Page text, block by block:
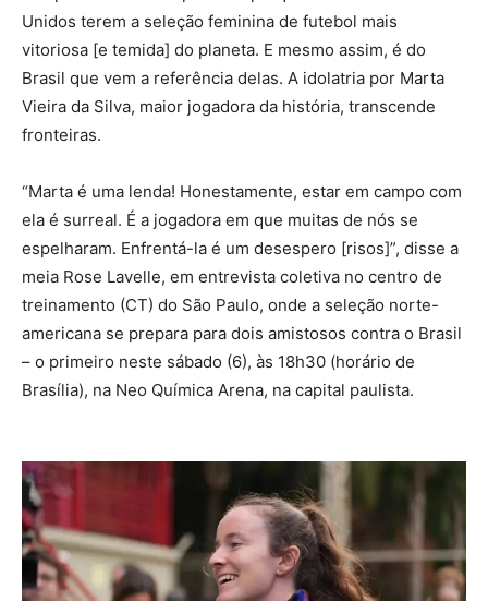
Unidos terem a seleção feminina de futebol mais
vitoriosa [e temida] do planeta. E mesmo assim, é do
Brasil que vem a referência delas. A idolatria por Marta
Vieira da Silva, maior jogadora da história, transcende
fronteiras.
“Marta é uma lenda! Honestamente, estar em campo com
ela é surreal. É a jogadora em que muitas de nós se
espelharam. Enfrentá-la é um desespero [risos]”, disse a
meia Rose Lavelle, em entrevista coletiva no centro de
treinamento (CT) do São Paulo, onde a seleção norte-
americana se prepara para dois amistosos contra o Brasil
– o primeiro neste sábado (6), às 18h30 (horário de
Brasília), na Neo Química Arena, na capital paulista.